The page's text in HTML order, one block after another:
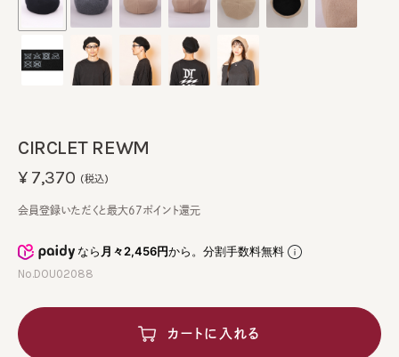
CIRCLET REWM
なら月々2,456円から。分割手数料無料
No.DOU02088
¥7,370 (税込)
会員登録いただくと最大67ポイント還元
カートに入れる